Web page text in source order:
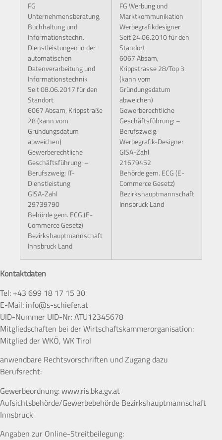
FG
Unternehmensberatung,
Buchhaltung und
Informationstechn.
Dienstleistungen in der
automatischen
Datenverarbeitung und
Informationstechnik
Seit 08.06.2017 für den
Standort
6067 Absam, Krippstraße
28 (kann vom
Gründungsdatum
abweichen)
Gewerberechtliche
Geschäftsführung: –
Berufszweig: IT-
Dienstleistung
GISA-Zahl
29739790
Behörde gem. ECG (E-
Commerce Gesetz)
Bezirkshauptmannschaft
Innsbruck Land
FG Werbung und
Marktkommunikation
Werbegrafikdesigner
Seit 24.06.2010 für den
Standort
6067 Absam,
Krippstrasse 28/Top 3
(kann vom
Gründungsdatum
abweichen)
Gewerberechtliche
Geschäftsführung: –
Berufszweig:
Werbegrafik-Designer
GISA-Zahl
21679452
Behörde gem. ECG (E-
Commerce Gesetz)
Bezirkshauptmannschaft
Innsbruck Land
Kontaktdaten
Tel: +43 699 18 17 15 30
E-Mail: info@s-schiefer.at
UID-Nummer UID-Nr: ATU12345678
Mitgliedschaften bei der Wirtschaftskammerorganisation:
Mitglied der WKÖ, WK Tirol
anwendbare Rechtsvorschriften und Zugang dazu
Berufsrecht:
Gewerbeordnung: www.ris.bka.gv.at
Aufsichtsbehörde/Gewerbebehörde Bezirkshauptmannschaft
Innsbruck
Angaben zur Online-Streitbeilegung: